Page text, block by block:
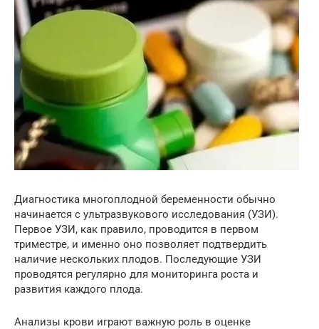
Диагностика многоплодной беременности обычно
начинается с ультразвукового исследования (УЗИ).
Первое УЗИ, как правило, проводится в первом
триместре, и именно оно позволяет подтвердить
наличие нескольких плодов. Последующие УЗИ
проводятся регулярно для мониторинга роста и
развития каждого плода.
Анализы крови играют важную роль в оценке